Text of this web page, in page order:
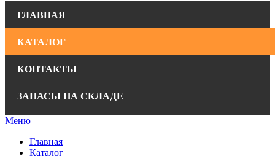
ГЛАВНАЯ
КАТАЛОГ
КОНТАКТЫ
ЗАПАСЫ НА СКЛАДЕ
Меню
Главная
Каталог